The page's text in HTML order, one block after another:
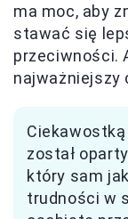
ma moc, aby
stawać się
przeciwności.
najważniejszy
został
który sam
trudności w